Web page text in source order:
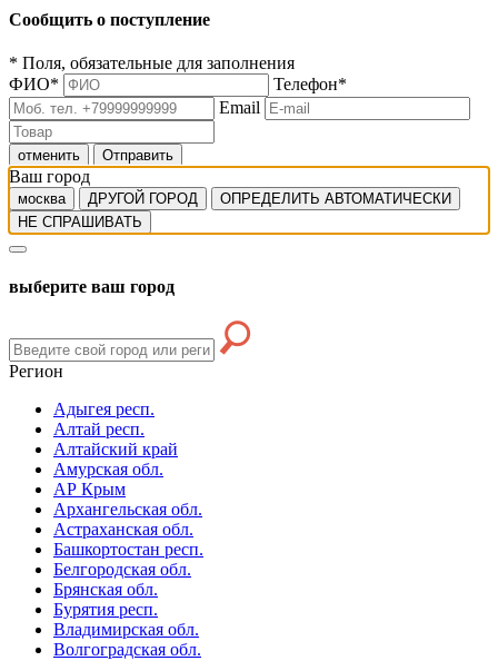
Сообщить о поступление
* Поля, обязательные для заполнения
ФИО* Телефон*
Email
отменить Отправить
Ваш город
москва ДРУГОЙ ГОРОД
ОПРЕДЕЛИТЬ АВТОМАТИЧЕСКИ
НЕ СПРАШИВАТЬ
выберите ваш город
Регион
Адыгея респ.
Алтай респ.
Алтайский край
Амурская обл.
АР Крым
Архангельская обл.
Астраханская обл.
Башкортостан респ.
Белгородская обл.
Брянская обл.
Бурятия респ.
Владимирская обл.
Волгоградская обл.